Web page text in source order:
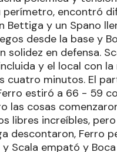
perímetro, encontró
Bettiga y un Spano
desde la base y
solidez en defensa.
y el local con la
cuatro minutos. El
estiró a 66 - 59
las cosas
libres increíbles,
descontaron, Ferro
Scala empató y